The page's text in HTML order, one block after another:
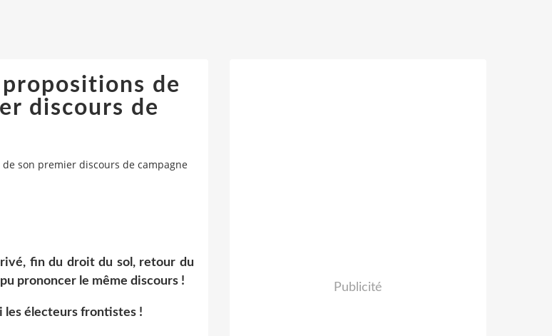
de
discours de
son premier discours de campagne
fin du droit du sol, retour du
prononcer le même discours !
les électeurs frontistes !
Publicité